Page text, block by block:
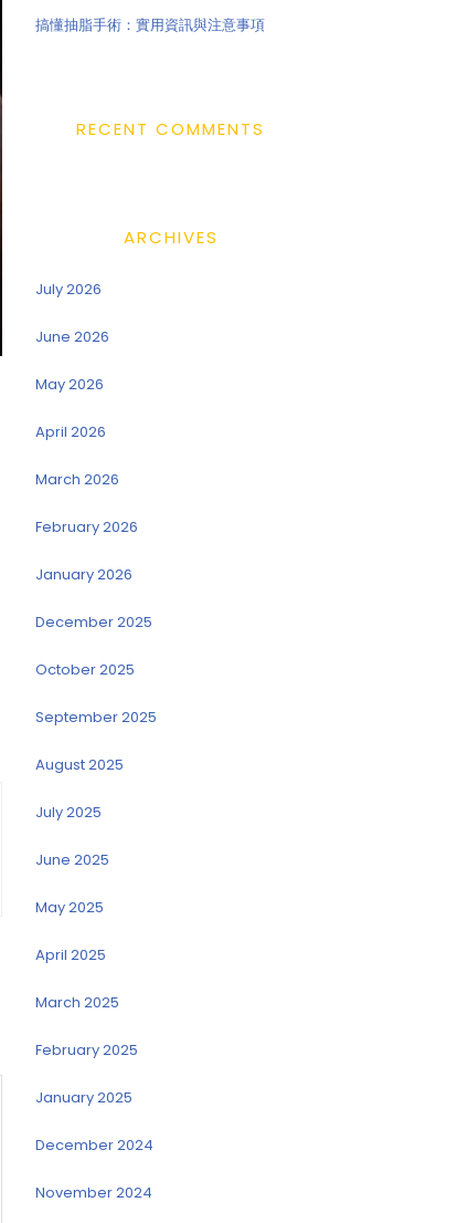
搞懂抽脂手術：實用資訊與注意事項
RECENT COMMENTS
ARCHIVES
July 2026
June 2026
May 2026
April 2026
March 2026
February 2026
January 2026
December 2025
October 2025
September 2025
August 2025
July 2025
June 2025
May 2025
April 2025
March 2025
February 2025
January 2025
December 2024
November 2024